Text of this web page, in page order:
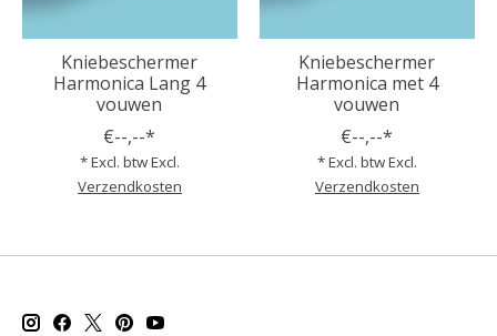
Kniebeschermer
Harmonica Lang 4
vouwen
€--,--*
* Excl. btw Excl.
Verzendkosten
Kniebeschermer
Harmonica met 4
vouwen
€--,--*
* Excl. btw Excl.
Verzendkosten